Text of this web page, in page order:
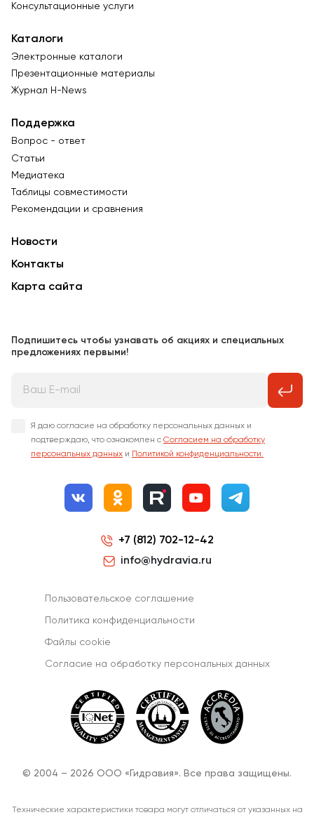
Консультационные услуги
Каталоги
Электронные каталоги
Презентационные материалы
Журнал Н-News
Поддержка
Вопрос - ответ
Статьи
Медиатека
Таблицы совместимости
Рекомендации и сравнения
Новости
Контакты
Карта сайта
Подпишитесь чтобы узнавать об акциях и специальных
предложениях первыми!
Я даю согласие на обработку персональных данных и
подтверждаю, что ознакомлен с Согласием на обработку
персональных данных и Политикой конфиденциальности.
+7 (812) 702-12-42
info@hydravia.ru
Пользовательское соглашение
Политика конфиденциальности
Файлы cookie
Согласиe на обработку персональных данных
© 2004 – 2026 ООО «Гидравия». Все права защищены.
Технические характеристики товара могут отличаться от указанных на